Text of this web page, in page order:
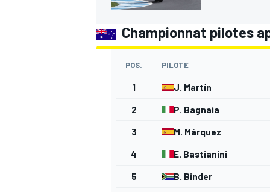
AUTRES CHAMPIONNATS
Championnat pilotes
POS. PILOTE
1 J. Martín
2 P. Bagnaia
3 M. Márquez
4 E. Bastianini
5 B. Binder